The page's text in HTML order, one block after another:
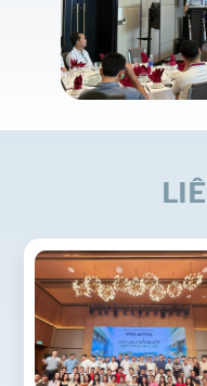
LIÊ